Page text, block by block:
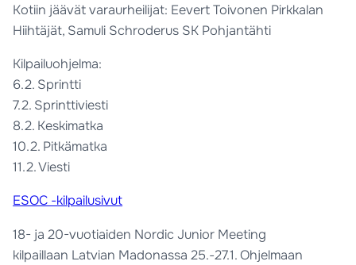
Kotiin jäävät varaurheilijat: Eevert Toivonen Pirkkalan
Hiihtäjät, Samuli Schroderus SK Pohjantähti
Kilpailuohjelma:
6.2. Sprintti
7.2. Sprinttiviesti
8.2. Keskimatka
10.2. Pitkämatka
11.2. Viesti
ESOC -kilpailusivut
18- ja 20-vuotiaiden Nordic Junior Meeting
kilpaillaan Latvian Madonassa 25.-27.1. Ohjelmaan